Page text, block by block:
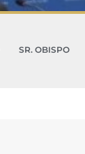
SR. OBISPO